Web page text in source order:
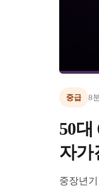
중급 8
50
자가
중장년